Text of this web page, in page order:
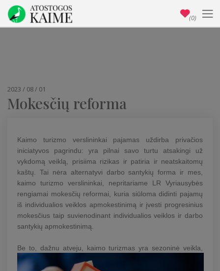
2023 / 08 / 01
Mokesčių reforma
Kaimo turizmo verslininkai pajamas uždirba privačios
iniciatyvos pagrindu: yra pilnai savo turtu atsakingi už
vykdomą veiklą, prisiima rizikas ir patiria ir neatskaitomų
kaštų. Tai nėra alternatyvi darbo santykių forma ir mes,
kaimo turizmo verslininkai, nepritariame LR Vyriausybės
rengiamai mokesčių reformai, kuria siūloma didinti pajamų
iš individualios veiklos apmokestinimą ir įvesti progresinius
mokesčius taip suvienodinant individualios veiklos ir darbo
santykių apmokestinimą.
Be to, dažnu atveju, kaimo turizmas yra sezoninė veikla,
(0)